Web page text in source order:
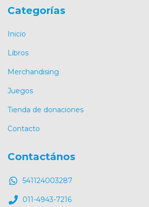
Categorías
Inicio
Libros
Merchandising
Juegos
Tienda de donaciones
Contacto
Contactános
541124003287
011-4943-7216